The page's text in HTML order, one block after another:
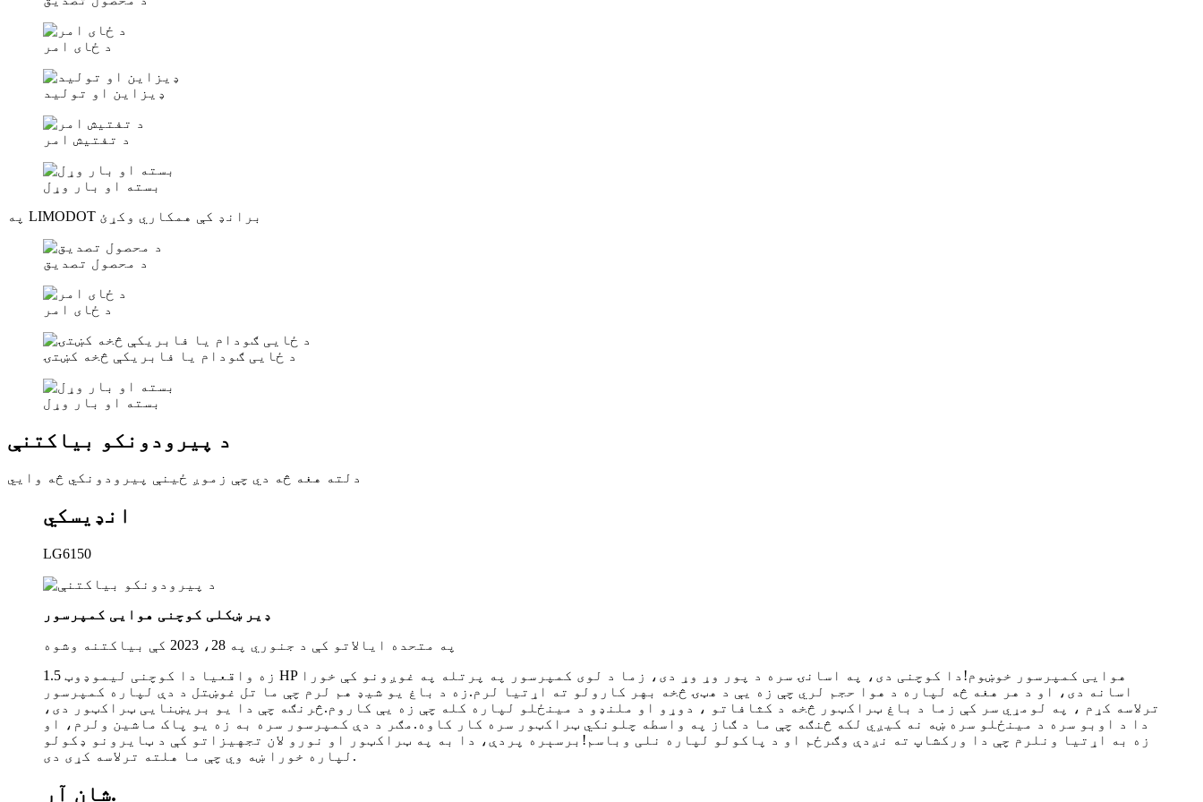
د ځای امر
ډیزاین او تولید
د تفتیش امر
بسته او بار وړل
په LIMODOT برانډ کې همکاري وکړئ
د محصول تصدیق
د ځای امر
د ځایی ګودام یا فابریکې څخه کښتۍ
بسته او بار وړل
د پیرودونکو بیاکتنې
دلته هغه څه دي چې زموږ ځینې پیرودونکي څه وايي
انډیسکي
LG6150
ډیر ښکلی کوچنی هوایی کمپرسور
په متحده ایالاتو کې د جنوري په 28، 2023 کې بیاکتنه وشوه
زه واقعیا دا کوچنی لیموډوټ 1.5 HP هوایی کمپرسور خوښوم!دا کوچنی دی، په اسانۍ سره د پور وړ وړ دی، زما د لوی کمپرسور په پرتله په غوږونو کې خورا
اسانه دی، او د هر هغه څه لپاره د هوا حجم لري چې زه یې د هټۍ څخه بهر کارولو ته اړتیا لرم.زه د باغ یو شیډ هم لرم چې ما تل غوښتل د دې لپاره کمپرسور
ترلاسه کړم ، په لومړي سر کې زما د باغ ټراکټور څخه د کثافاتو ، دوړو او ملنډو د مینځلو لپاره کله چې زه یې کاروم.څرنګه چې دا یو بریښنایی ټراکټور دی،
دا د اوبو سره د مینځلو سره ښه نه کیږي لکه څنګه چې ما د ګاز په واسطه چلونکي ټراکټور سره کار کاوه.مګر د دې کمپرسور سره به زه یو پاک ماشین ولرم، او
زه به اړتیا ونلرم چې دا ورکشاپ ته نږدې وګرځم او د پاکولو لپاره نلی وباسم!برسېره پردې، دا به په ټراکټور او نورو لان تجهیزاتو کې د ټایرونو ډکولو
لپاره خورا ښه وي چې ما هلته ترلاسه کړی دی.
شان آر.